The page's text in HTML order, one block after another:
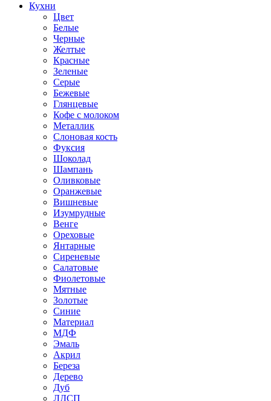
Кухни
Цвет
Белые
Черные
Желтые
Красные
Зеленые
Серые
Бежевые
Глянцевые
Кофе с молоком
Металлик
Слоновая кость
Фуксия
Шоколад
Шампань
Оливковые
Оранжевые
Вишневые
Изумрудные
Венге
Ореховые
Янтарные
Сиреневые
Салатовые
Фиолетовые
Мятные
Золотые
Синие
Материал
МДФ
Эмаль
Акрил
Береза
Дерево
Дуб
ЛДСП